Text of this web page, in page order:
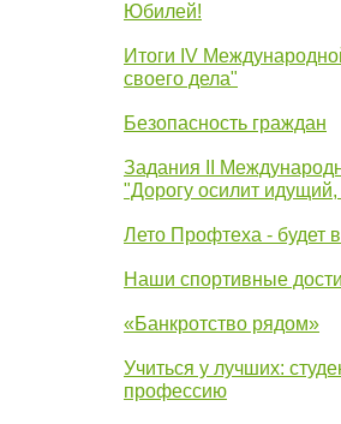
Юбилей!
Итоги IV
своего дела"
Безопасность граждан
Задания II
"Дорогу осилит
Лето Профтеха - будет
Наши спортивные
«Банкротство рядом»
Учиться у лучших:
профессию